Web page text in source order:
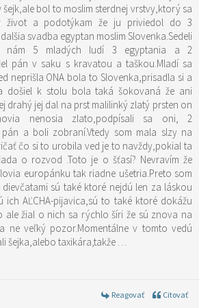
šejk,ale bol to moslim sterdnej vrstvy,ktorý sa
život a podotýkam že ju priviedol do 3
svadba egyptan moslim Slovenka.Sedeli
nám 5 mladých ludí 3 egyptania a 2
pán v saku s kravatou a taškou.Mladí sa
neprišla ONA bola to Slovenka,prisadla si a
došiel k stolu bola taká šokovaná že ani
drahý jej dal na prst malilinký zlatý prsten on
nenosia zlato,podpísali sa oni, 2
a boli zobraní.Vtedy som mala slzy na
čo si to urobila ved je to navždy,pokial ta
že
europánku tak riadne ušetria.Preto som
sú také ktoré nejdú len za láskou
ich AĽCHA-pijavica,sú to také ktoré dokážu
ale žial o nich sa rýchlo šíri že sú znova na
ne veľký pozor.Momentálne v tomto vedú
šejka,alebo taxikára,takže …
Reagovať Citovať